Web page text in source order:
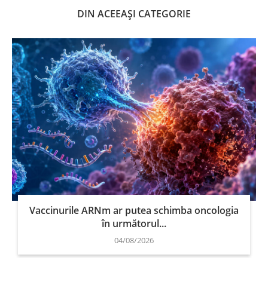
DIN ACEEAȘI CATEGORIE
Vaccinurile ARNm ar putea schimba oncologia
în următorul...
04/08/2026